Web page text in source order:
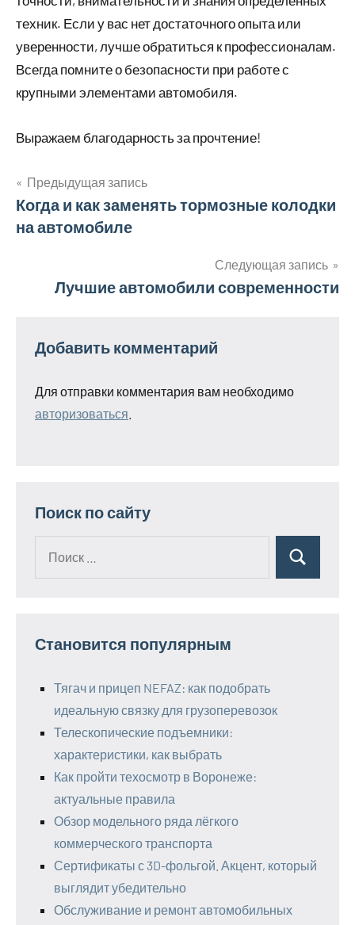
техник. Если у вас нет достаточного опыта или
уверенности, лучше обратиться к профессионалам.
Всегда помните о безопасности при работе с
крупными элементами автомобиля.
Выражаем благодарность за прочтение!
Навигация
по
Предыдущая запись
Когда и как заменять тормозные колодки
на автомобиле
Следующая запись
Лучшие автомобили современности
Добавить комментарий
Для отправки комментария вам необходимо
авторизоваться
Поиск по сайту
Поиск
Становится популярным
Тягач и прицеп NEFAZ: как подобрать
идеальную связку для грузоперевозок
Телескопические подъемники:
характеристики, как выбрать
Как пройти техосмотр в Воронеже:
актуальные правила
Обзор модельного ряда лёгкого
коммерческого транспорта
Сертификаты с 3D-фольгой. Акцент, который
выглядит убедительно
Обслуживание и ремонт автомобильных